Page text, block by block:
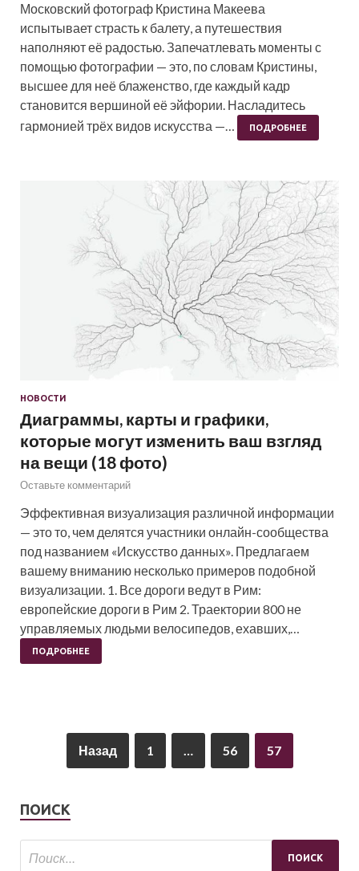
Московский фотограф Кристина Макеева
испытывает страсть к балету, а путешествия
наполняют её радостью. Запечатлевать моменты с
помощью фотографии — это, по словам Кристины,
высшее для неё блаженство, где каждый кадр
становится вершиной её эйфории. Насладитесь
гармонией трёх видов искусства —…
ПОДРОБНЕЕ
НОВОСТИ
Диаграммы, карты и графики,
которые могут изменить ваш взгляд
на вещи (18 фото)
Оставьте комментарий
Эффективная визуализация различной информации
— это то, чем делятся участники онлайн-сообщества
под названием «Искусство данных». Предлагаем
вашему вниманию несколько примеров подобной
визуализации. 1. Все дороги ведут в Рим:
европейские дороги в Рим 2. Траектории 800 не
управляемых людьми велосипедов, ехавших,…
ПОДРОБНЕЕ
Назад 1 … 56 57
ПОИСК